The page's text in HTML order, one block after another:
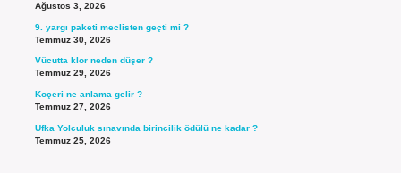
Ağustos 3, 2026
9. yargı paketi meclisten geçti mi ?
Temmuz 30, 2026
Vücutta klor neden düşer ?
Temmuz 29, 2026
Koçeri ne anlama gelir ?
Temmuz 27, 2026
Ufka Yolculuk sınavında birincilik ödülü ne kadar ?
Temmuz 25, 2026